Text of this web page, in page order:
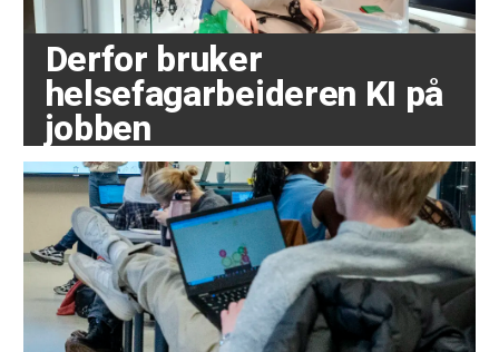
Derfor bruker
helsefagarbeideren KI på
jobben